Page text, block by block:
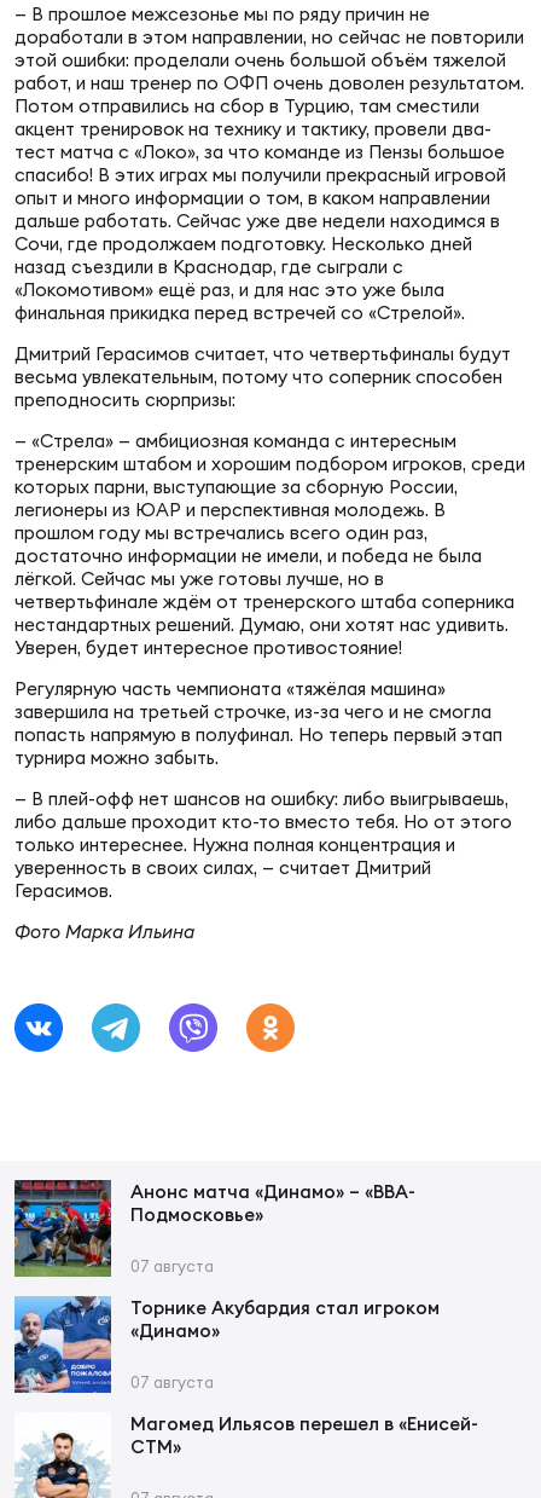
по
— В прошлое межсезонье мы по ряду причин не
доработали в этом направлении, но сейчас не повторили
этой ошибки: проделали очень большой объём тяжелой
работ, и наш тренер по ОФП очень доволен результатом.
Потом отправились на сбор в Турцию, там сместили
акцент тренировок на технику и тактику, провели два-
тест матча с «Локо», за что команде из Пензы большое
спасибо! В этих играх мы получили прекрасный игровой
опыт и много информации о том, в каком направлении
дальше работать. Сейчас уже две недели находимся в
Сочи, где продолжаем подготовку. Несколько дней
назад съездили в Краснодар, где сыграли с
«Локомотивом» ещё раз, и для нас это уже была
финальная прикидка перед встречей со «Стрелой».
Дмитрий Герасимов считает, что четвертьфиналы будут
весьма увлекательным, потому что соперник способен
преподносить сюрпризы:
— «Стрела» — амбициозная команда с интересным
тренерским штабом и хорошим подбором игроков, среди
которых парни, выступающие за сборную России,
легионеры из ЮАР и перспективная молодежь. В
прошлом году мы встречались всего один раз,
достаточно информации не имели, и победа не была
лёгкой. Сейчас мы уже готовы лучше, но в
четвертьфинале ждём от тренерского штаба соперника
нестандартных решений. Думаю, они хотят нас удивить.
Уверен, будет интересное противостояние!
Регулярную часть чемпионата «тяжёлая машина»
завершила на третьей строчке, из-за чего и не смогла
попасть напрямую в полуфинал. Но теперь первый этап
турнира можно забыть.
— В плей-офф нет шансов на ошибку: либо выигрываешь,
либо дальше проходит кто-то вместо тебя. Но от этого
только интереснее. Нужна полная концентрация и
уверенность в своих силах, — считает Дмитрий
Герасимов.
Фото Марка Ильина
Анонс матча «Динамо» – «ВВА-
Подмосковье»
07 августа
Торнике Акубардия стал игроком
«Динамо»
07 августа
Магомед Ильясов перешел в «Енисей-
СТМ»